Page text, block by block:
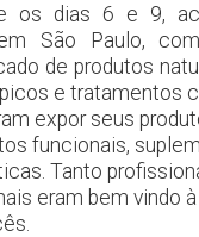
os dias 6 e 9,
São Paulo,
de produtos
e tratamentos
expor seus
funcionais,
Tanto
eram bem vindo